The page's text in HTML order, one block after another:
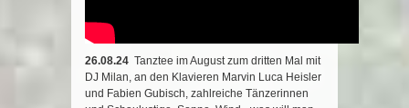
26.08.24 Tanztee im August zum dritten Mal mit
DJ Milan, an den Klavieren Marvin Luca Heisler
und Fabien Gubisch, zahlreiche Tänzerinnen